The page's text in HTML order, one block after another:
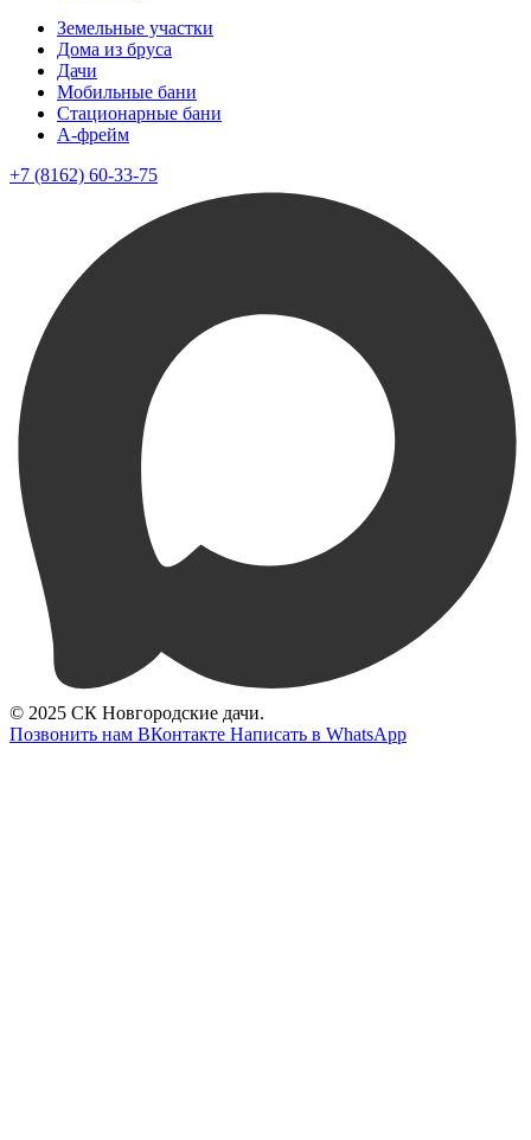
Земельные участки
Дома из бруса
Дачи
Мобильные бани
Стационарные бани
A-фрейм
+7 (8162) 60-33-75
© 2025 СК Новгородские дачи.
Позвонить нам ВКонтакте Написать в WhatsApp